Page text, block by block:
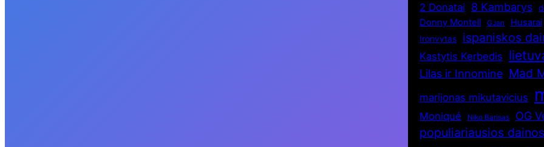
2 Donatai 8 Kambarys
Donny Montell GJan Husarai
Ironvytas ispaniskos
Kastytis Kerbedis
Lilas ir Innomine Mad
marijonas mikutavicius
Moniqué Niko Barisas OG
populiariausios dainos